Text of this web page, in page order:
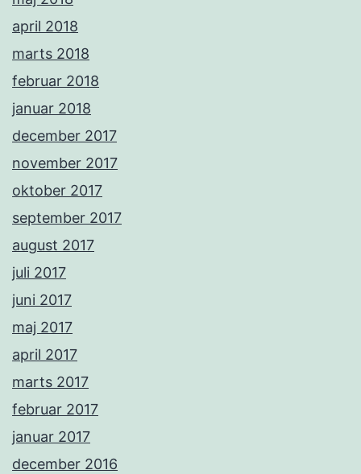
april 2018
marts 2018
februar 2018
januar 2018
december 2017
november 2017
oktober 2017
september 2017
august 2017
juli 2017
juni 2017
maj 2017
april 2017
marts 2017
februar 2017
januar 2017
december 2016